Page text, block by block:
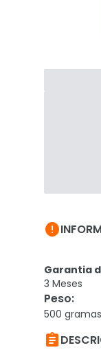

Garantia
3 Meses
Peso:
500
